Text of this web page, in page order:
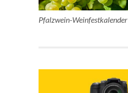
Pfalzwein-Weinfestkalender